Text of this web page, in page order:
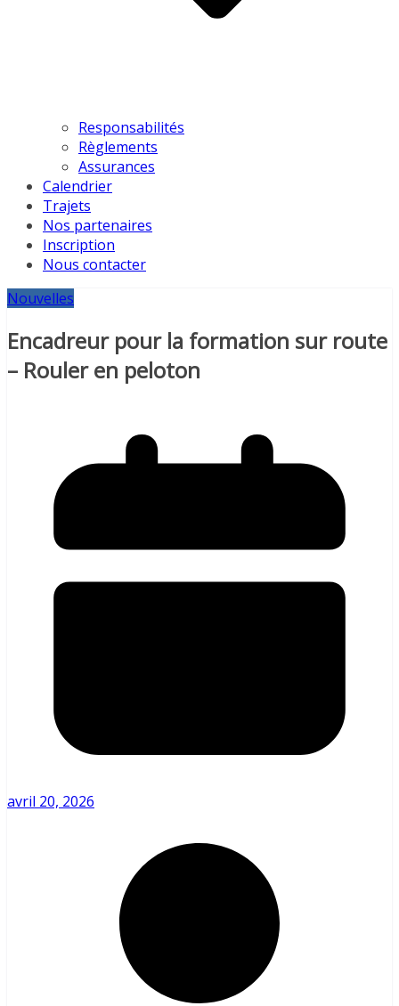
Responsabilités
Règlements
Assurances
Calendrier
Trajets
Nos partenaires
Inscription
Nous contacter
Nouvelles
Encadreur pour la formation sur route
– Rouler en peloton
avril 20, 2026